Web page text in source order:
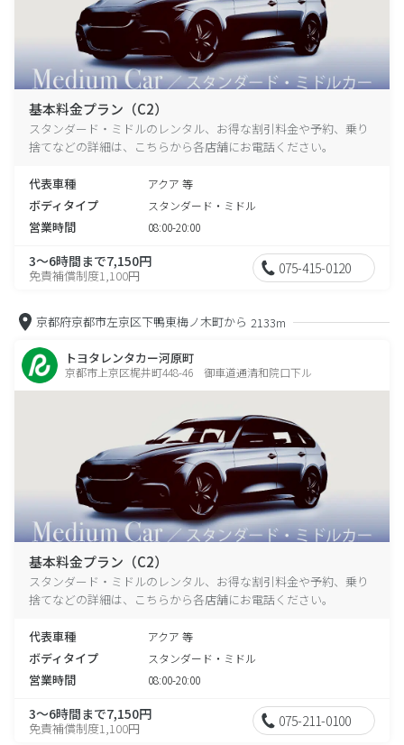
基本料金プラン（C2）
スタンダード・ミドルのレンタル、お得な割引料金や予約、乗り
捨てなどの詳細は、こちらから各店舗にお電話ください。
代表車種 アクア 等
ボディタイプ スタンダード・ミドル
営業時間 08:00-20:00
3～6時間まで7,150円
免責補償制度1,100円 075-415-0120
京都府京都市左京区下鴨東梅ノ木町から 2133m
トヨタレンタカー河原町
京都市上京区梶井町448-46 御車道通清和院口下ル
基本料金プラン（C2）
スタンダード・ミドルのレンタル、お得な割引料金や予約、乗り
捨てなどの詳細は、こちらから各店舗にお電話ください。
代表車種 アクア 等
ボディタイプ スタンダード・ミドル
営業時間 08:00-20:00
3～6時間まで7,150円
免責補償制度1,100円 075-211-0100